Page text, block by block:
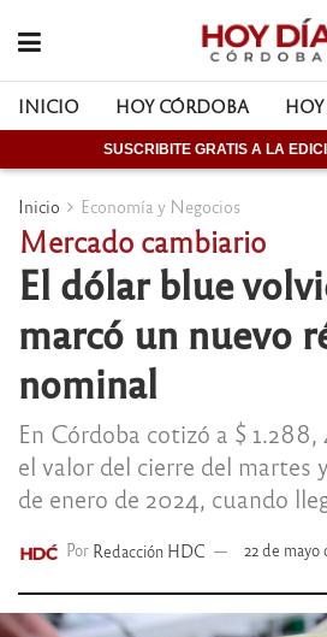
INICIO HOY CÓRDOBA HOY
SUSCRIBITE GRATIS A LA
Inicio Economía y Negocios
Mercado cambiario
El dólar blue
marcó un nuevo
nominal
En Córdoba cotizó a $ 1.288,
el valor del cierre del martes
de enero de 2024, cuando
Por Redacción HDC 22 de mayo